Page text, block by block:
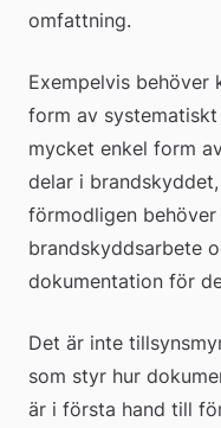
omfattning.
Exempelvis behöver
form av
mycket enkel form
delar i
förmodligen
brandskyddsarbete
dokumentation för
Det är inte
som styr hur
är i första hand till